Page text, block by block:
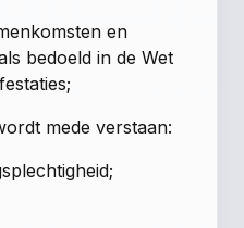
en
bedoeld in de Wet
mede verstaan: